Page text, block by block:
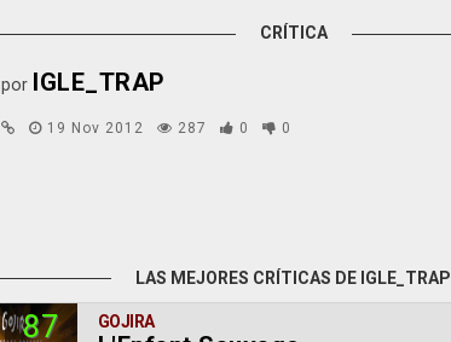
CRÍTICA
por IGLE_TRAP
19 Nov 2012 287 0 0
LAS MEJORES CRÍTICAS DE IGLE_TRAP
87 GOJIRA